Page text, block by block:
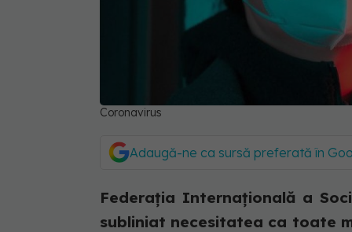
Coronavirus
Adaugă-ne ca sursă preferată în
Federaţia Internaţională a
subliniat necesitatea ca toate